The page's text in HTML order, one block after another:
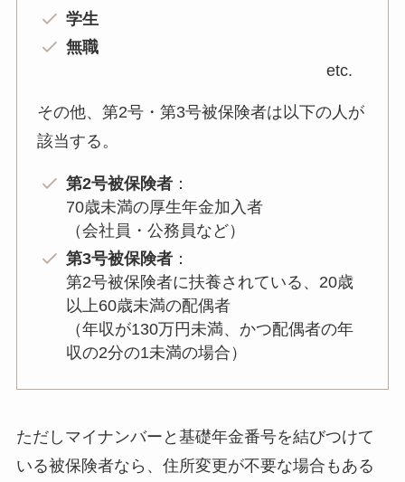
学生
無職
etc.
その他、第2号・第3号被保険者は以下の人が
該当する。
第2号被保険者：
70歳未満の厚生年金加入者
（会社員・公務員など）
第3号被保険者：
第2号被保険者に扶養されている、20歳
以上60歳未満の配偶者
（年収が130万円未満、かつ配偶者の年
収の2分の1未満の場合）
ただしマイナンバーと基礎年金番号を結びつけて
いる被保険者なら、住所変更が不要な場合もある